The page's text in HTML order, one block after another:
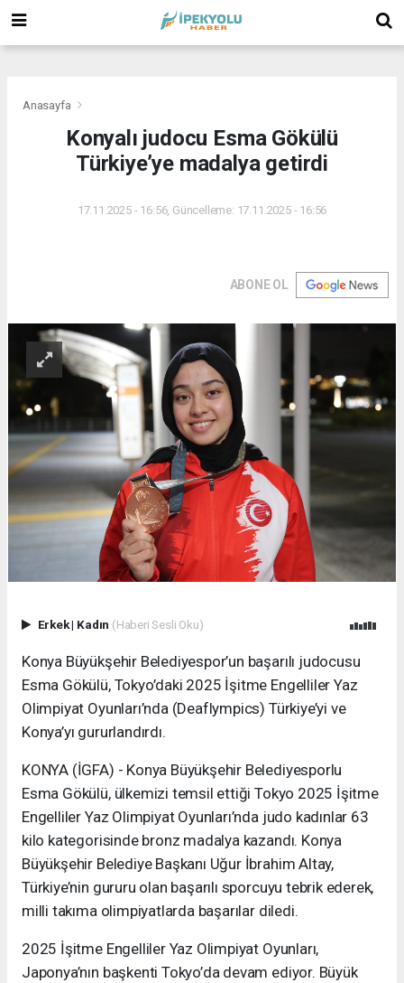
Anasayfa
Konyalı judocu Esma Gökülü
Türkiye’ye madalya getirdi
17.11.2025 - 16:56, Güncelleme: 17.11.2025 - 16:56
ABONE OL
Erkek| Kadın (Haberi Sesli Oku)
Konya Büyükşehir Belediyespor’un başarılı judocusu
Esma Gökülü, Tokyo’daki 2025 İşitme Engelliler Yaz
Olimpiyat Oyunları’nda (Deaflympics) Türkiye’yi ve
Konya’yı gururlandırdı.
KONYA (İGFA) - Konya Büyükşehir Belediyesporlu
Esma Gökülü, ülkemizi temsil ettiği Tokyo 2025 İşitme
Engelliler Yaz Olimpiyat Oyunları’nda judo kadınlar 63
kilo kategorisinde bronz madalya kazandı. Konya
Büyükşehir Belediye Başkanı Uğur İbrahim Altay,
Türkiye’nin gururu olan başarılı sporcuyu tebrik ederek,
milli takıma olimpiyatlarda başarılar diledi.
2025 İşitme Engelliler Yaz Olimpiyat Oyunları,
Japonya’nın başkenti Tokyo’da devam ediyor. Büyük